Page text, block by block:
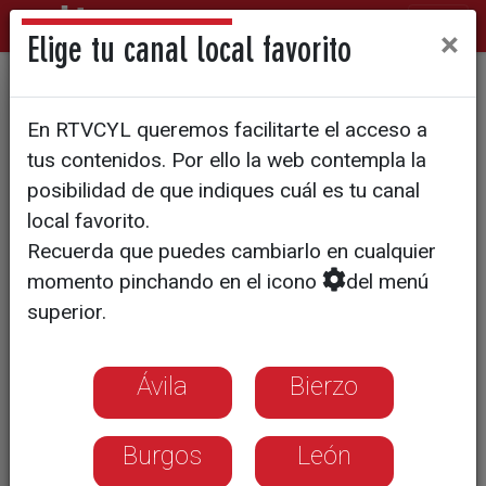
Día de Aspace por la
inclusión real
Elige tu canal local favorito ×
En RTVCYL queremos facilitarte el acceso a
tus contenidos. Por ello la web contempla la
posibilidad de que indiques cuál es tu canal
local favorito.
Recuerda que puedes cambiarlo en cualquier
momento pinchando en el icono
del menú
superior.
Ávila Bierzo
Burgos León